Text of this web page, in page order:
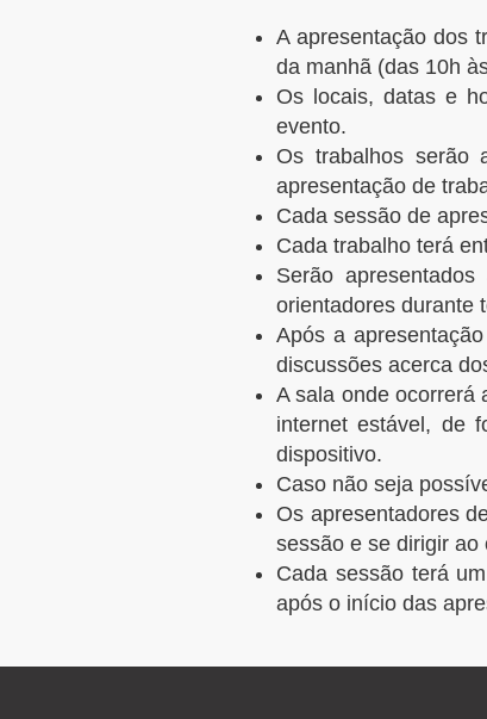
A apresentação dos
da manhã (das 10h
Os locais, datas e
evento.
Os trabalhos serão
apresentação de
Cada sessão de
Cada trabalho terá
Serão
orientadores durante
Após a
discussões acerca
A sala onde ocorrerá
internet estável, de
dispositivo.
Caso não seja
Os apresentadores
sessão e se dirigir
Cada sessão terá
após o início das